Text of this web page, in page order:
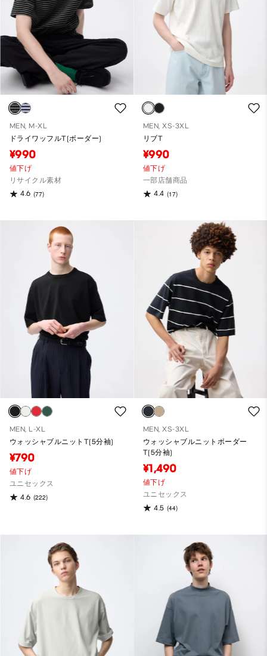
MEN, M-XL
ドライワッフルT(ボーダー)
¥990
値下げ
リサイクル素材
4.6 (77)
MEN, XS-3XL
リブT
¥990
値下げ
一部店舗商品
4.4 (17)
MEN, L-XL
ウォッシャブルニットT(5分袖)
¥790
値下げ
ユニセックス
4.6 (222)
MEN, XS-3XL
ウォッシャブルニットボーダー
T(5分袖)
¥1,490
値下げ
ユニセックス
4.5 (44)